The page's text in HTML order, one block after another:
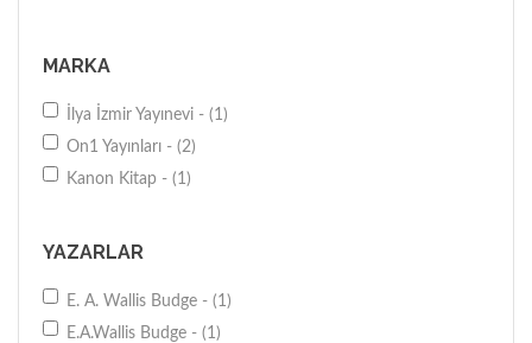
MARKA
İlya İzmir Yayınevi - (1)
On1 Yayınları - (2)
Kanon Kitap - (1)
YAZARLAR
E. A. Wallis Budge - (1)
E.A.Wallis Budge - (1)